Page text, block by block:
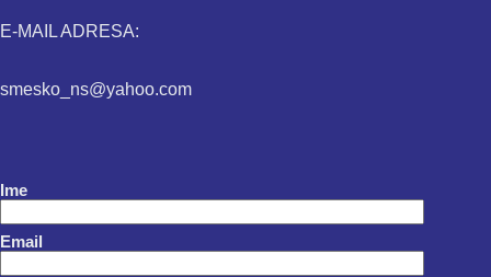
E-MAIL ADRESA:
smesko_ns@yahoo.com
Ime
Email